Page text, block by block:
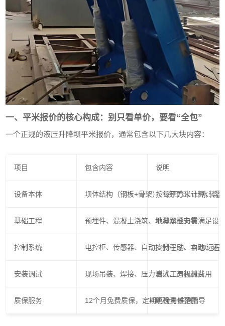
一、平米报价的核心构成：别只看单价，要看“全包”
一个正规的液压升降坝平米报价，通常包含以下几大块内容：
项目 包含内容 说明
设备本体 坝体结构（钢板+骨架）、液压缸、止水装置
按每平方米计算，含
基础工程 预埋件、混凝土浇筑、地脚螺栓安装
地基承载力需满足设
控制系统 电控柜、传感器、自动控制程序、本地/远程
支持手动、自动、远
安装调试 现场吊装、焊接、压力测试、运行调试
含人工与机械费用
质保服务 12个月免费质保，定期巡检与维护指导
明确责任范围